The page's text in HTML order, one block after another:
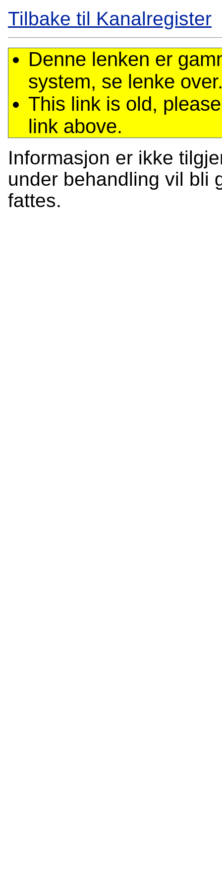
Tilbake til Kanalregister
Denne lenken er
system, se lenke
This link is old,
link above.
Informasjon er ikke
under behandling vil bli
fattes.